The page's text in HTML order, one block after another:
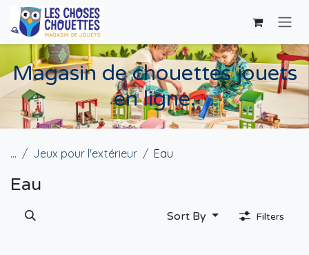
Skip to Content
Magasin de chouettes jouets
en ligne.
... Jeux pour l'extérieur Eau
Eau
Sort By Filters